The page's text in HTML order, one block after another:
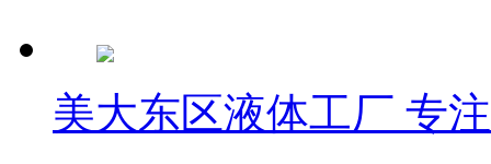
美大东区液体工厂 专